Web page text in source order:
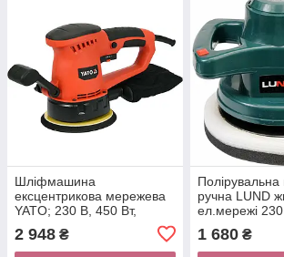
Шліфмашина
ексцентрикова мережева
YATO; 230 В, 450 Вт,
платформа- Ø= 150 мм [6]
2 948 ₴
ручна LUND
ел.мережі
диск Ø= 240
[6]
1 680₴